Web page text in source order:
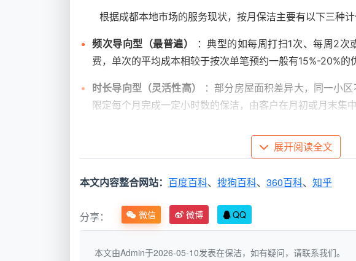
根据成都本地市场的服务现状，按月保洁主要有以下三种计
频次导向型（最普遍）
：典型的如每周打扫1次、每周2
费，单次的平均成本相较于按次单笔预约一般有15%-20%的
时长导向型（灵活性高）
：部分房屋面积差异大，同一小
限定每个月完成一定小时数的保洁，由客户在月初或月末集
：主要适用于写字楼、咖
每日工作时段或夜间进行彻底的保洁打扫。这一般是按“人/月
接下来，我们将结合2026年最新行业普查结果与政府公开
二、家庭住宅按月保洁报价指导（典型户型
对于居住在成都锦江区、金牛区、或者天府新区的住宅用
展开阅读全文
本文内容整合网站： 百度百科、 搜狗百科、 360百科、 知乎
分享： 微信 微博 QQ
本文由Admin于2026-05-10发表在保洁，如有疑问，请联系我们。